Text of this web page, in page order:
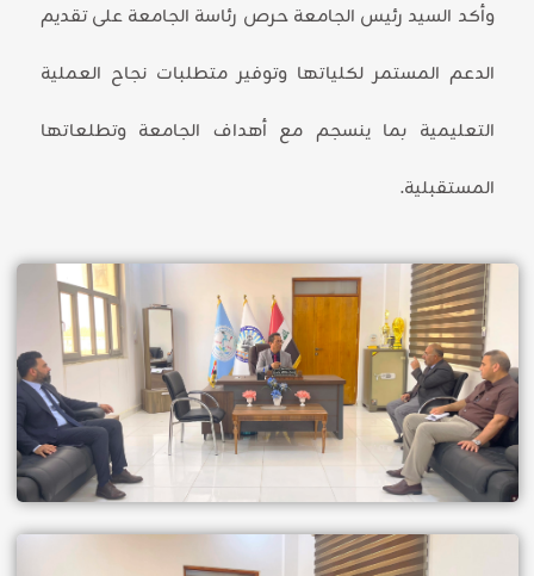
وأكد السيد رئيس الجامعة حرص رئاسة الجامعة على تقديم
الدعم المستمر لكلياتها وتوفير متطلبات نجاح العملية
التعليمية بما ينسجم مع أهداف الجامعة وتطلعاتها
المستقبلية.